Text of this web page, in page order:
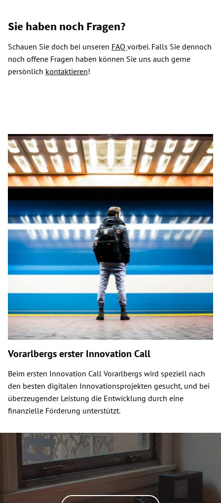
Sie haben noch Fragen?
Schauen Sie doch bei unseren FAQ vorbei. Falls Sie dennoch
noch offene Fragen haben können Sie uns auch gerne
persönlich kontaktieren!
Vorarlbergs erster Innovation Call
Beim ersten Innovation Call Vorarlbergs wird speziell nach
den besten digitalen Innovationsprojekten gesucht, und bei
überzeugender Leistung die Entwicklung durch eine
finanzielle Förderung unterstützt.
Sidebar